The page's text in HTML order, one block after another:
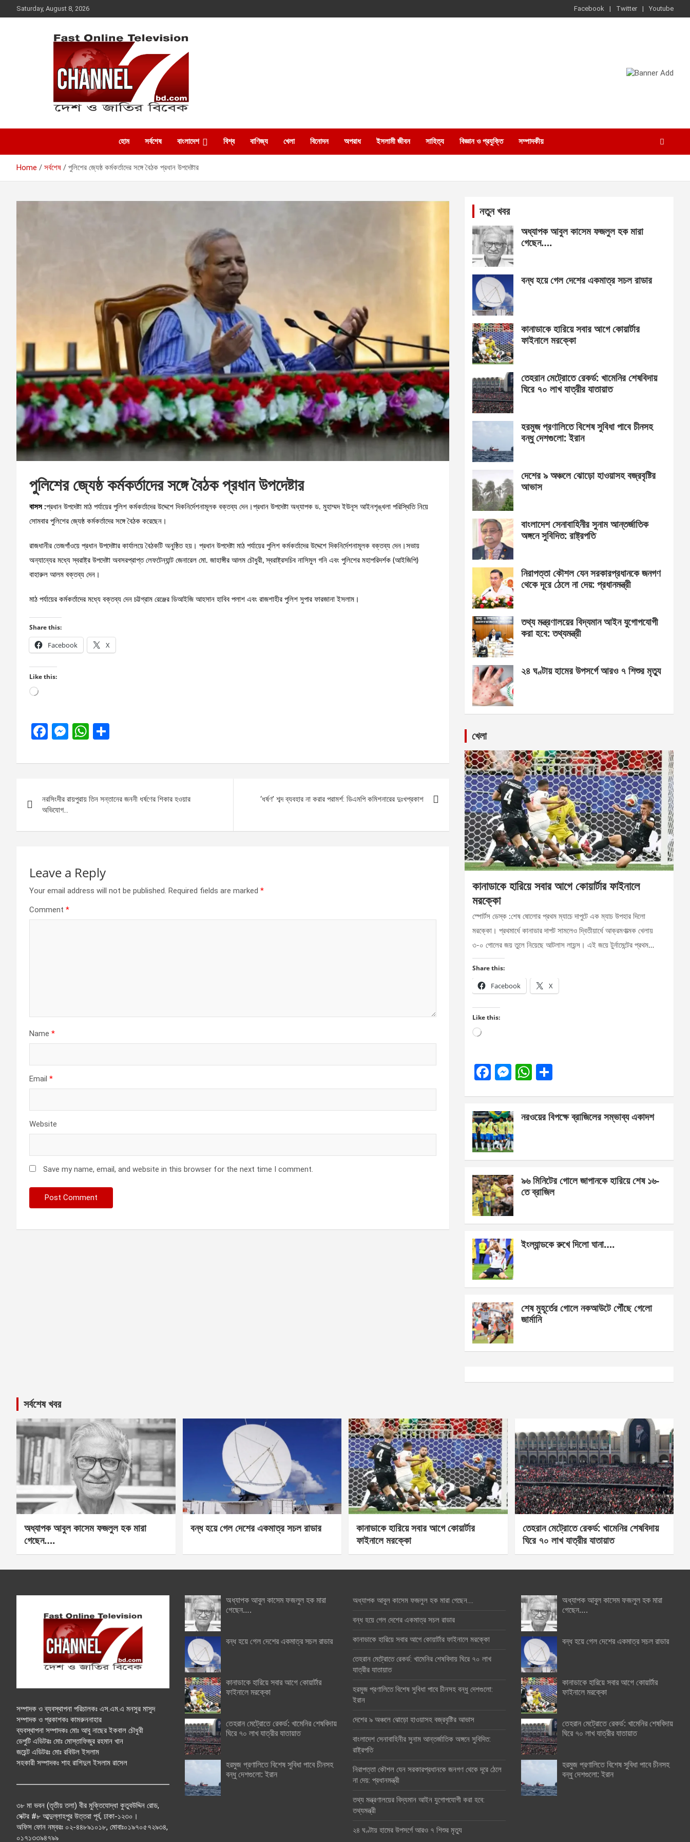
to
Saturday, August 8, 2026 Facebook Twitter Youtube
Fast Online
Television –
CHANNEL7BD.COM
হোম সর্বশেষ বাংলাদেশ বিশ্ব বাণিজ্য খেলা বিনোদন অপরাধ ইসলামী জীবন সাহিত্য বিজ্ঞান ও প্রযুক্তি সম্পাদকীয়
Home সর্বশেষ পুলিশের জ্যেষ্ঠ কর্মকর্তাদের সঙ্গে বৈঠক প্রধান উপদেষ্টার
পুলিশের জ্যেষ্ঠ কর্মকর্তাদের সঙ্গে বৈঠক প্রধান উপদেষ্টার
বাসস :প্রধান উপদেষ্টা মাঠ পর্যায়ের পুলিশ কর্মকর্তাদের উদ্দেশে দিকনির্দেশনামূলক বক্তব্য দেন।প্রধান উপদেষ্টা অধ্যাপক ড. মুহাম্মদ ইউনূস আইনশৃঙ্খলা পরিস্থিতি নিয়ে
সোমবার পুলিশের জ্যেষ্ঠ কর্মকর্তাদের সঙ্গে বৈঠক করেছেন।
রাজধানীর তেজগাঁওয়ে প্রধান উপদেষ্টার কার্যালয়ে বৈঠকটি অনুষ্ঠিত হয়। প্রধান উপদেষ্টা মাঠ পর্যায়ের পুলিশ কর্মকর্তাদের উদ্দেশে দিকনির্দেশনামূলক বক্তব্য দেন।সভায়
অন্যান্যের মধ্যে স্বরাষ্ট্র উপদেষ্টা অবসরপ্রাপ্ত লেফটেন্যান্ট জেনারেল মো. জাহাঙ্গীর আলম চৌধুরী, স্বরাষ্ট্রসচিব নাসিমুল গনি এবং পুলিশের মহাপরিদর্শক (আইজিপি)
বাহারুল আলম বক্তব্য দেন।
মাঠ পর্যায়ের কর্মকর্তাদের মধ্যে বক্তব্য দেন চট্টগ্রাম রেঞ্জের ডিআইজি আহসান হাবিব পলাশ এবং রাজশাহীর পুলিশ সুপার ফারজানা ইসলাম।
Share this:
Facebook X
Like this:
Loading…
F
ce
o
o
k
M
se
g
W
at
A
p
ar
navigation
নরসিংদীর রায়পুরায় তিন সন্তানের জননী ধর্ষণের শিকার হওয়ার
অভিযোগ…
‘ধর্ষণ’ শব্দ ব্যবহার না করার পরামর্শ: ডিএমপি কমিশনারের দুঃখপ্রকাশ
Leave a Reply
Your email address will not be published. Required fields are marked *
Comment *
Name *
Email *
Website
Save my name, email, and website in this browser for the next time I comment.
নতুন খবর
অধ্যাপক আবুল কাসেম ফজলুল হক মারা
গেছেন….
বন্ধ হয়ে গেল দেশের একমাত্র সচল রাডার
কানাডাকে হারিয়ে সবার আগে কোয়ার্টার
ফাইনালে মরক্কো
তেহরান মেট্রোতে রেকর্ড: খামেনির শেষবিদায়
ঘিরে ৭০ লাখ যাত্রীর যাতায়াত
হরমুজ প্রণালিতে বিশেষ সুবিধা পাবে চীনসহ
বন্ধু দেশগুলো: ইরান
দেশের ৯ অঞ্চলে ঝোড়ো হাওয়াসহ বজ্রবৃষ্টির
আভাস
বাংলাদেশ সেনাবাহিনীর সুনাম আন্তর্জাতিক
অঙ্গনে সুবিদিত: রাষ্ট্রপতি
নিরাপত্তা কৌশল যেন সরকারপ্রধানকে জনগণ
থেকে দূরে ঠেলে না দেয়: প্রধানমন্ত্রী
তথ্য মন্ত্রণালয়ের বিদ্যমান আইন যুগোপযোগী
করা হবে: তথ্যমন্ত্রী
২৪ ঘণ্টায় হামের উপসর্গে আরও ৭ শিশুর মৃত্যু
খেলা
কানাডাকে হারিয়ে সবার আগে কোয়ার্টার ফাইনালে
মরক্কো
স্পোর্টস ডেস্ক :শেষ ষোলোর প্রথম ম্যাচে দাপুটে এক ম্যাচ উপহার দিলো
মরক্কো। প্রথমার্ধে কানাডার দাপট সামলেও দ্বিতীয়ার্ধে আক্রমণাত্মক খেলায়
৩-০ গোলের জয় তুলে নিয়েছে আটলাস লায়ন্স। এই জয়ে টুর্নামেন্টের প্রথম…
Share this:
Facebook X
Like this:
Loading…
F
b
o
o
k
M
n
g
er
W
s
p
e
নরওয়ের বিপক্ষে ব্রাজিলের সম্ভাব্য একাদশ
৯৬ মিনিটের গোলে জাপানকে হারিয়ে শেষ ১৬-
তে ব্রাজিল
ইংল্যান্ডকে রুখে দিলো ঘানা….
শেষ মুহূর্তের গোলে নকআউটে পৌঁছে গেলো
জার্মানি
সর্বশেষ খবর
অধ্যাপক আবুল কাসেম ফজলুল হক মারা
গেছেন….
বন্ধ হয়ে গেল দেশের একমাত্র সচল রাডার
কানাডাকে হারিয়ে সবার আগে কোয়ার্টার
ফাইনালে মরক্কো
তেহরান মেট্রোতে রেকর্ড: খামেনির শেষবিদায়
ঘিরে ৭০ লাখ যাত্রীর যাতায়াত
সম্পাদক ও ব্যবস্থাপনা পরিচালকঃ এস.এম.এ মনসুর মাসুদ
সম্পাদক ও প্রকাশকঃ কামরুননাহার
ব্যবস্থাপনা সম্পাদকঃ মোঃ আবু নাছের ইকবাল চৌধুরী
ডেপুটি এডিটরঃ মোঃ মোস্তাফিজুর রহমান খান
জয়েন্ট এডিটরঃ মোঃ রবিউল ইসলাম
সহকারী সম্পাদকঃ শাহ রাশিদুল ইসলাম রাসেল
৩৮ মা ভবন (তৃতীয় তলা) বীর মুক্তিযোদ্ধা কুতুবউদ্দিন রোড,
সেক্টর #৮ আব্দুল্লাহপুর উত্তরা পূর্ব, ঢাকা-১২৩০।
অফিস ফোন নম্বরঃ ০২-৪৪৮৯১০১৮, মোবাঃ০১৯৭০৫৭২৯৩৪,
০১৭১৩৩৯৪৭৯৯
অধ্যাপক আবুল কাসেম ফজলুল হক মারা
গেছেন….
বন্ধ হয়ে গেল দেশের একমাত্র সচল রাডার
কানাডাকে হারিয়ে সবার আগে কোয়ার্টার
ফাইনালে মরক্কো
তেহরান মেট্রোতে রেকর্ড: খামেনির শেষবিদায়
ঘিরে ৭০ লাখ যাত্রীর যাতায়াত
হরমুজ প্রণালিতে বিশেষ সুবিধা পাবে চীনসহ
বন্ধু দেশগুলো: ইরান
অধ্যাপক আবুল কাসেম ফজলুল হক মারা গেছেন….
বন্ধ হয়ে গেল দেশের একমাত্র সচল রাডার
কানাডাকে হারিয়ে সবার আগে কোয়ার্টার ফাইনালে মরক্কো
তেহরান মেট্রোতে রেকর্ড: খামেনির শেষবিদায় ঘিরে ৭০ লাখ
যাত্রীর যাতায়াত
হরমুজ প্রণালিতে বিশেষ সুবিধা পাবে চীনসহ বন্ধু দেশগুলো:
ইরান
দেশের ৯ অঞ্চলে ঝোড়ো হাওয়াসহ বজ্রবৃষ্টির আভাস
বাংলাদেশ সেনাবাহিনীর সুনাম আন্তর্জাতিক অঙ্গনে সুবিদিত:
রাষ্ট্রপতি
নিরাপত্তা কৌশল যেন সরকারপ্রধানকে জনগণ থেকে দূরে ঠেলে
না দেয়: প্রধানমন্ত্রী
তথ্য মন্ত্রণালয়ের বিদ্যমান আইন যুগোপযোগী করা হবে:
তথ্যমন্ত্রী
২৪ ঘণ্টায় হামের উপসর্গে আরও ৭ শিশুর মৃত্যু
অধ্যাপক আবুল কাসেম ফজলুল হক মারা
গেছেন….
বন্ধ হয়ে গেল দেশের একমাত্র সচল রাডার
কানাডাকে হারিয়ে সবার আগে কোয়ার্টার
ফাইনালে মরক্কো
তেহরান মেট্রোতে রেকর্ড: খামেনির শেষবিদায়
ঘিরে ৭০ লাখ যাত্রীর যাতায়াত
হরমুজ প্রণালিতে বিশেষ সুবিধা পাবে চীনসহ
বন্ধু দেশগুলো: ইরান